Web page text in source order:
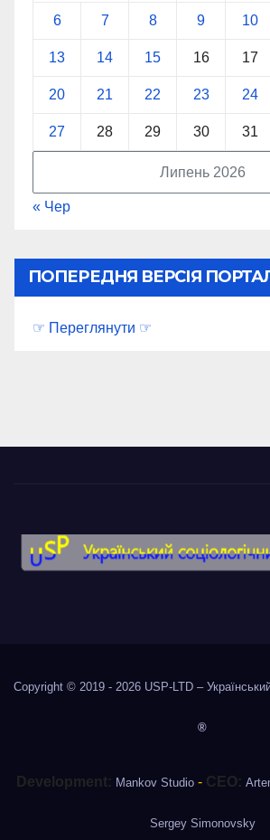
Липень 2026
6 7 8 9 10
13 14 15 16 17
20 21 22 23 24
27 28 29 30 31
« Чер
ПОПЕРЕДНЯ ВЕРСІЯ
☞ Переглянути ☞
Copyright © 2019 - 2026 USP-LTD –
®
Development: Mankov Studio - CEO:
Sergey Simonovsky